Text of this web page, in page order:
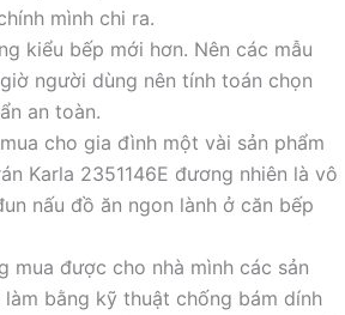
mình chi ra.
kiểu bếp mới hơn. Nên các mẫu
người dùng nên tính toán chọn
an toàn.
cho gia đình một vài sản phẩm
Karla 2351146E đương nhiên là vô
nấu đồ ăn ngon lành ở căn bếp
mua được cho nhà mình các sản
bằng kỹ thuật chống bám dính